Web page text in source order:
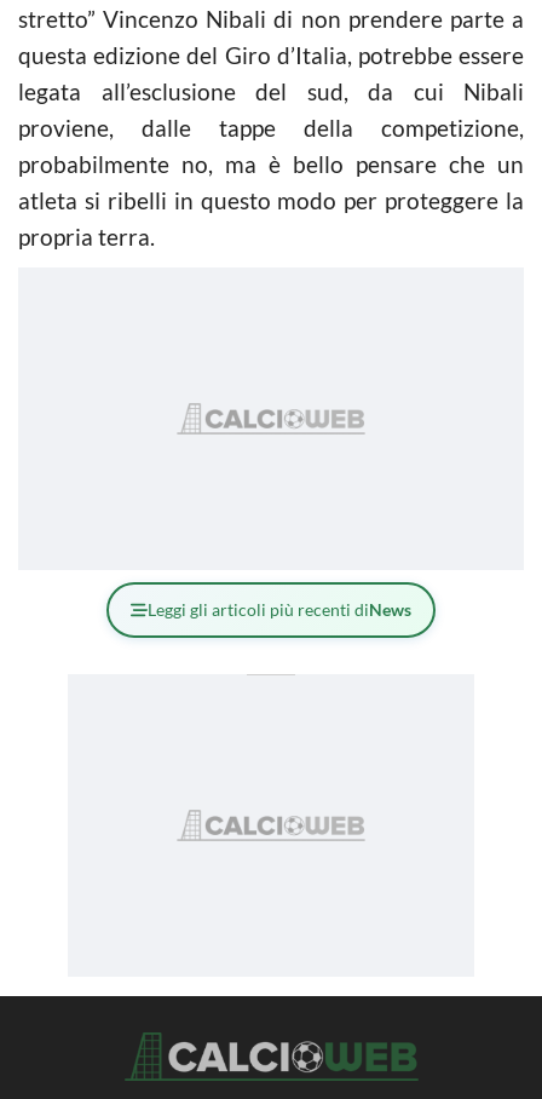
stretto” Vincenzo Nibali di non prendere parte a
questa edizione del Giro d’Italia, potrebbe essere
legata all’esclusione del sud, da cui Nibali
proviene, dalle tappe della competizione,
probabilmente no, ma è bello pensare che un
atleta si ribelli in questo modo per proteggere la
propria terra.
Leggi gli articoli più recenti diNews